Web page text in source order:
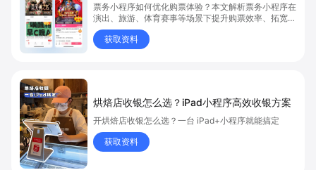
票务小程序如何优化购票体验？本文解析票务小程序在
演出、旅游、体育赛事等场景下提升购票效率、拓宽销
售渠道、实现会员精准营销的具体方式。关键词包括
“票务小程序”、“购票体验”、“购票效率”。
获取资料
烘焙店收银怎么选？iPad小程序高效收银方案
开烘焙店收银怎么选？一台 iPad+小程序就能搞定
获取资料